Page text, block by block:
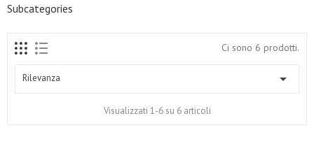
Subcategories
Ci sono 6 prodotti.
Rilevanza 
Visualizzati 1-6 su 6 articoli